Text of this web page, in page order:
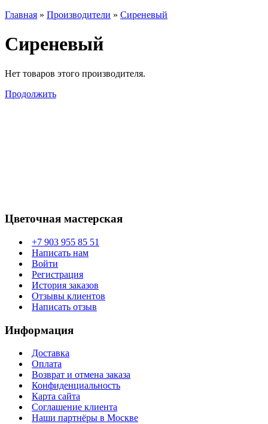
Главная » Производители » Сиреневый
Сиреневый
Нет товаров этого производителя.
Продолжить
Цветочная мастерская
+7 903 955 85 51
Написать нам
Войти
Регистрация
История заказов
Отзывы клиентов
Написать отзыв
Информация
Доставка
Оплата
Возврат и отмена заказа
Конфиденциальность
Карта сайта
Соглашение клиента
Наши партнёры в Москве